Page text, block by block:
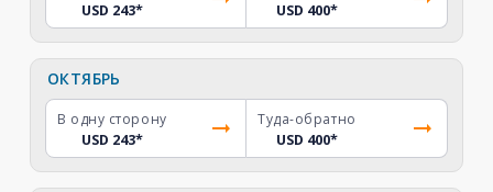
USD 243*
USD 400*
ОКТЯБРЬ
В одну сторону
USD 243*
Туда-обратно
USD 400*